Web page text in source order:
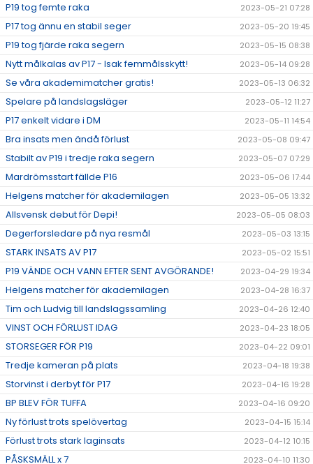
P19 tog femte raka 2023-05-21 07:28
P17 tog ännu en stabil seger 2023-05-20 19:45
P19 tog fjärde raka segern 2023-05-15 08:38
Nytt målkalas av P17 - Isak femmålsskytt! 2023-05-14 09:28
Se våra akademimatcher gratis! 2023-05-13 06:32
Spelare på landslagsläger 2023-05-12 11:27
P17 enkelt vidare i DM 2023-05-11 14:54
Bra insats men ändå förlust 2023-05-08 09:47
Stabilt av P19 i tredje raka segern 2023-05-07 07:29
Mardrömsstart fällde P16 2023-05-06 17:44
Helgens matcher för akademilagen 2023-05-05 13:32
Allsvensk debut för Depi! 2023-05-05 08:03
Degerforsledare på nya resmål 2023-05-03 13:15
STARK INSATS AV P17 2023-05-02 15:51
P19 VÄNDE OCH VANN EFTER SENT AVGÖRANDE! 2023-04-29 19:34
Helgens matcher för akademilagen 2023-04-28 16:37
Tim och Ludvig till landslagssamling 2023-04-26 12:40
VINST OCH FÖRLUST IDAG 2023-04-23 18:05
STORSEGER FÖR P19 2023-04-22 09:01
Tredje kameran på plats 2023-04-18 19:38
Storvinst i derbyt för P17 2023-04-16 19:28
BP BLEV FÖR TUFFA 2023-04-16 09:20
Ny förlust trots spelövertag 2023-04-15 15:14
Förlust trots stark laginsats 2023-04-12 10:15
PÅSKSMÄLL x 7 2023-04-10 11:30